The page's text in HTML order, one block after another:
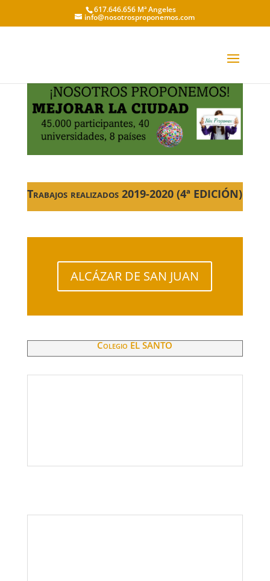
617.646.656 Mª Angeles
info@nosotrosproponemos.com
Trabajos realizados 2019-2020 (4ª EDICIÓN)
ALCÁZAR DE SAN JUAN
Colegio EL SANTO